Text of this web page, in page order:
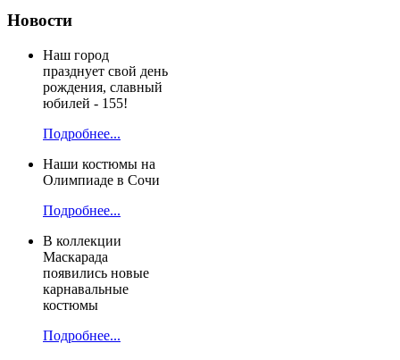
Новости
Наш город
празднует свой день
рождения, славный
юбилей - 155!
Подробнее...
Наши костюмы на
Олимпиаде в Сочи
Подробнее...
В коллекции
Маскарада
появились новые
карнавальные
костюмы
Подробнее...